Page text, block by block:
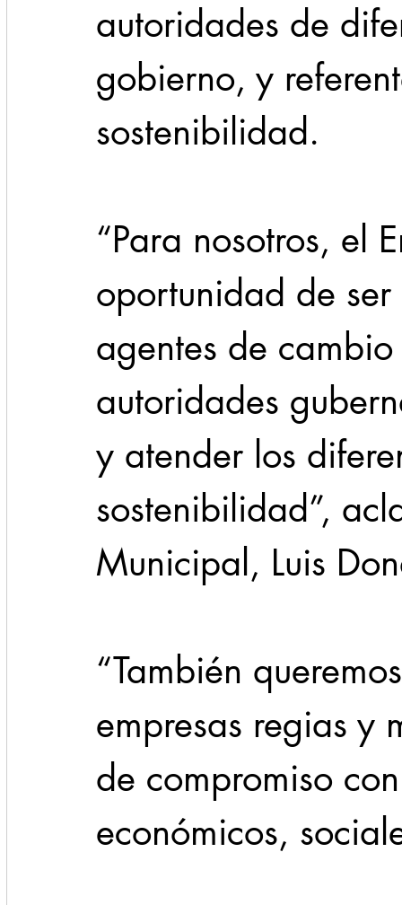
autoridades de
gobierno, y
sostenibilidad.
“Para nosotros, el
oportunidad de
agentes de
autoridades
y atender los
sostenibilidad”,
Municipal, Luis
“También
empresas regias y
de compromiso
económicos,